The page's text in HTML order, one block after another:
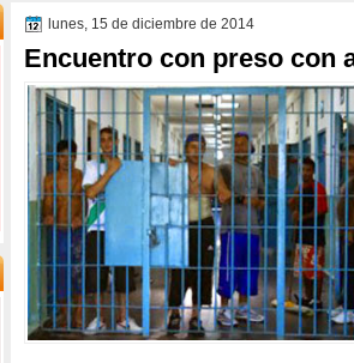
lunes, 15 de diciembre de 2014
Encuentro con preso con